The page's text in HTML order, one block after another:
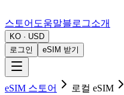
스토어 도움말블로그소개
KO · USD
로그인
eSIM 받기
eSIM 스토어 로컬 eSIM